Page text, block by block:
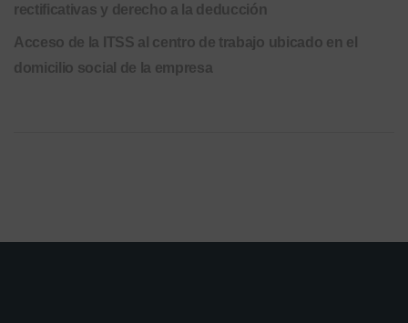
rectificativas y derecho a la deducción
Acceso de la ITSS al centro de trabajo ubicado en el
domicilio social de la empresa